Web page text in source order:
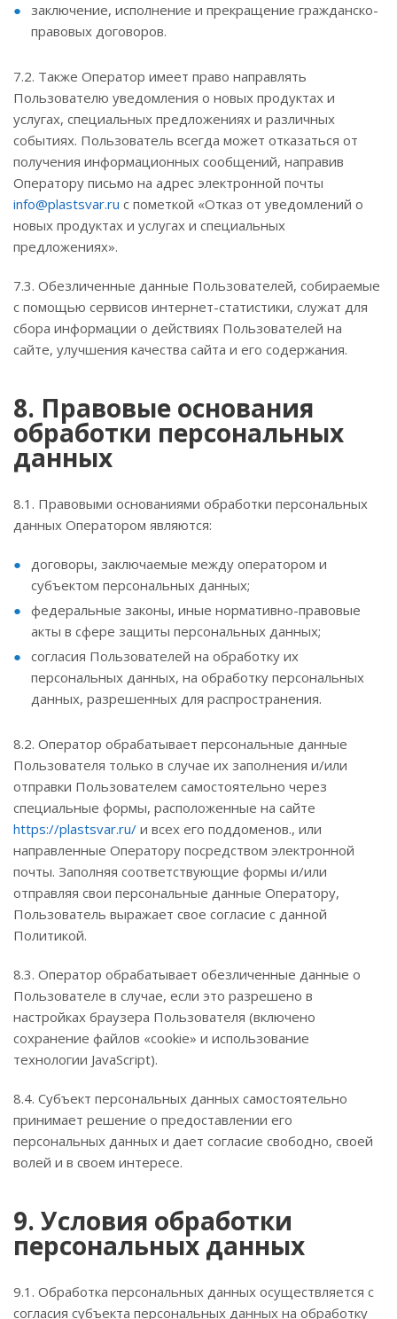
заключение, исполнение и прекращение гражданско-
правовых договоров.
7.2. Также Оператор имеет право направлять
Пользователю уведомления о новых продуктах и
услугах, специальных предложениях и различных
событиях. Пользователь всегда может отказаться от
получения информационных сообщений, направив
Оператору письмо на адрес электронной почты
info@plastsvar.ru с пометкой «Отказ от уведомлений о
новых продуктах и услугах и специальных
предложениях».
7.3. Обезличенные данные Пользователей, собираемые
с помощью сервисов интернет-статистики, служат для
сбора информации о действиях Пользователей на
сайте, улучшения качества сайта и его содержания.
8. Правовые основания
обработки персональных
данных
8.1. Правовыми основаниями обработки персональных
данных Оператором являются:
договоры, заключаемые между оператором и
субъектом персональных данных;
федеральные законы, иные нормативно-правовые
акты в сфере защиты персональных данных;
согласия Пользователей на обработку их
персональных данных, на обработку персональных
данных, разрешенных для распространения.
8.2. Оператор обрабатывает персональные данные
Пользователя только в случае их заполнения и/или
отправки Пользователем самостоятельно через
специальные формы, расположенные на сайте
https://plastsvar.ru/ и всех его поддоменов., или
направленные Оператору посредством электронной
почты. Заполняя соответствующие формы и/или
отправляя свои персональные данные Оператору,
Пользователь выражает свое согласие с данной
Политикой.
8.3. Оператор обрабатывает обезличенные данные о
Пользователе в случае, если это разрешено в
настройках браузера Пользователя (включено
сохранение файлов «cookie» и использование
технологии JavaScript).
8.4. Субъект персональных данных самостоятельно
принимает решение о предоставлении его
персональных данных и дает согласие свободно, своей
волей и в своем интересе.
9. Условия обработки
персональных данных
9.1. Обработка персональных данных осуществляется с
согласия субъекта персональных данных на обработку